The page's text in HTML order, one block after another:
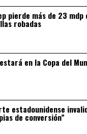
pierde más de 23
robadas
en la Copa del
estadounidense
de conversión”